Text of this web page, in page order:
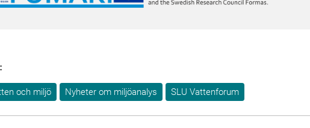
och miljö Nyheter om miljöanalys SLU Vattenforum